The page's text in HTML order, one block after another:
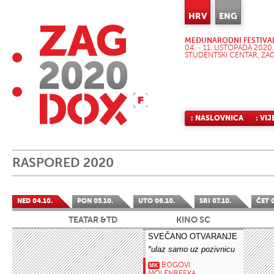
HRV ENG
MEĐUNARODNI
04. - 11. LISTOPADA 2020.
STUDENTSKI CENTAR,
: NASLOVNICA :
RASPORED 2020
NED 04.10. PON 05.10. UTO 06.10. SRI 07.10. ČET
TEATAR &TD KINO SC
SVEČANO OTVARANJE
*ulaz samo uz pozivnicu
MK
BOGOVI